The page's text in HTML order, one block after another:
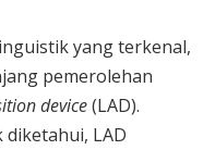
yang terkenal,
pemerolehan
device(LAD).
LAD